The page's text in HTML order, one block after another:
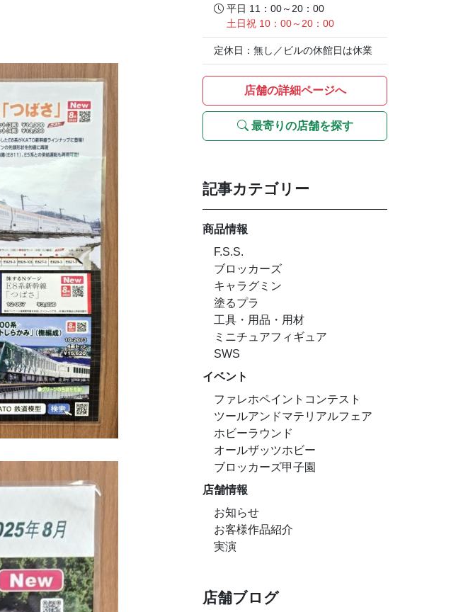
平日 11：00～20：00
土日祝 10：00～20：00
定休日：無し／ビルの休館日は休業
店舗の詳細ページへ
最寄りの店舗を探す
記事カテゴリー
商品情報
F.S.S.
ブロッカーズ
キャラグミン
塗るプラ
工具・用品・用材
ミニチュアフィギュア
SWS
イベント
ファレホペイントコンテスト
ツールアンドマテリアルフェア
ホビーラウンド
オールザッツホビー
ブロッカーズ甲子園
店舗情報
お知らせ
お客様作品紹介
実演
店舗ブログ